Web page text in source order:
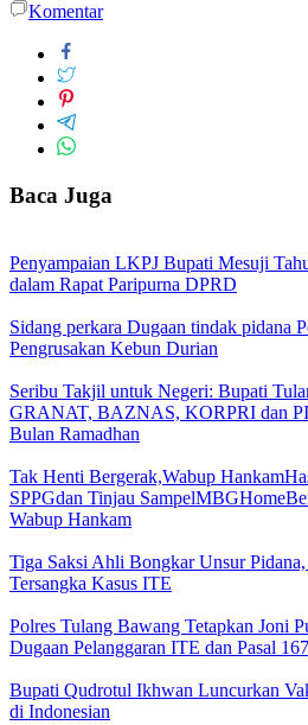
Komentar
Baca Juga
Penyampaian LKPJ Bupati Mesuji
dalam Rapat Paripurna DPRD
Sidang perkara Dugaan tindak pidana
Pengrusakan Kebun Durian
Seribu Takjil untuk Negeri: Bupati
GRANAT, BAZNAS, KORPRI dan
Bulan Ramadhan
Tak Henti Bergerak,Wabup
SPPGdan Tinjau
Wabup Hankam
Tiga Saksi Ahli Bongkar Unsur
Tersangka Kasus ITE
Polres Tulang Bawang Tetapkan Joni
Dugaan Pelanggaran ITE dan Pasal
Bupati Qudrotul Ikhwan Luncurkan
di Indonesian